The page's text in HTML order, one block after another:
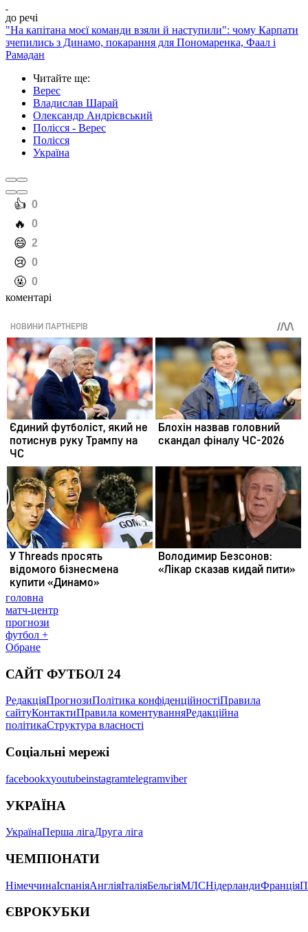
до речі
"На капітана моєї команди взяли й наступили": чому Карпати
зчепились з Динамо, покарання для Пономаренка, Фаал і
Рамадан
Читайте ще:
Верес
Владислав Шарай
Олександр Андрієвський
Полісся - Верес
Полісся
Україна
️👍 0
️🔥 0
️😄 2
️😢 0
️🤬 0
коментарі
головна
матч-центр
прогнози
футбол +
Обране
САЙТ ФУТБОЛ 24
РедакціяПрогнозиПолітика конфіденційностіПравила
сайтуКонтактиПравила коментуванняРедакційна
політикаСтруктура власності
Соціальні мережі
facebookxyoutubeinstagramtelegramviber
УКРАЇНА
УкраїнаПерша лігаДруга ліга
ЧЕМПІОНАТИ
НімеччинаІспаніяАнгліяІталіяБельгіяМЛСНідерландиФранція
ЄВРОКУБКИ